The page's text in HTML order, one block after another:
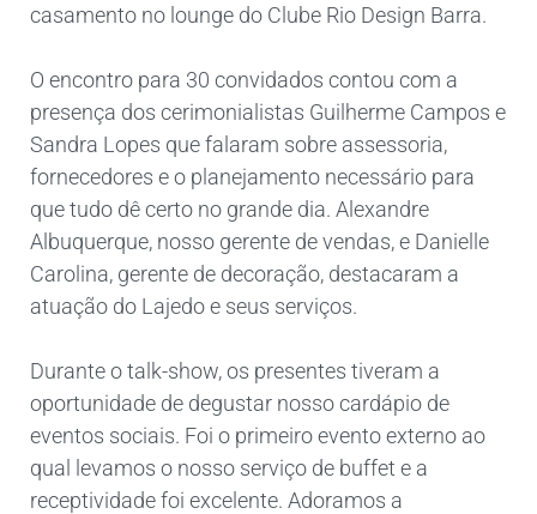
casamento no lounge do Clube Rio Design Barra.
O encontro para 30 convidados contou com a
presença dos cerimonialistas Guilherme Campos e
Sandra Lopes que falaram sobre assessoria,
fornecedores e o planejamento necessário para
que tudo dê certo no grande dia. Alexandre
Albuquerque, nosso gerente de vendas, e Danielle
Carolina, gerente de decoração, destacaram a
atuação do Lajedo e seus serviços.
Durante o talk-show, os presentes tiveram a
oportunidade de degustar nosso cardápio de
eventos sociais. Foi o primeiro evento externo ao
qual levamos o nosso serviço de buffet e a
receptividade foi excelente. Adoramos a